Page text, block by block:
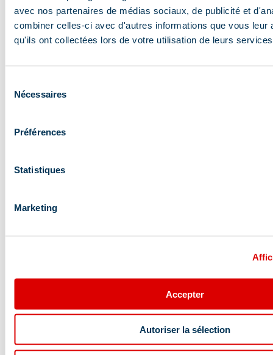
avec nos partenaires de médias sociaux, de publicité et
combiner celles-ci avec d'autres informations que vous leur
qu'ils ont collectées lors de votre utilisation de leurs
Nécessaires
Préférences
Statistiques
Marketing
Accepter
Autoriser la sélection
débutants. Ces espaces sont pensés pour
débuter le ski en toute sérénité. Ainsi, de larges
des Inuits qui vous emmène dans l’univers du
encore la piste des Animaux.
Blog en het laatste
nieuws